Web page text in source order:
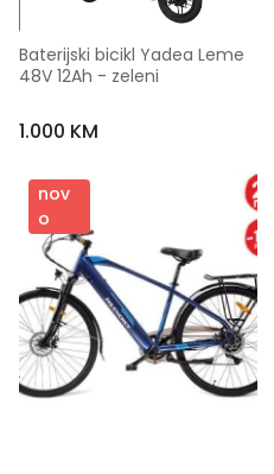
Baterijski bicikl Yadea Leme
48V 12Ah - zeleni
1.000 KM
nov
o